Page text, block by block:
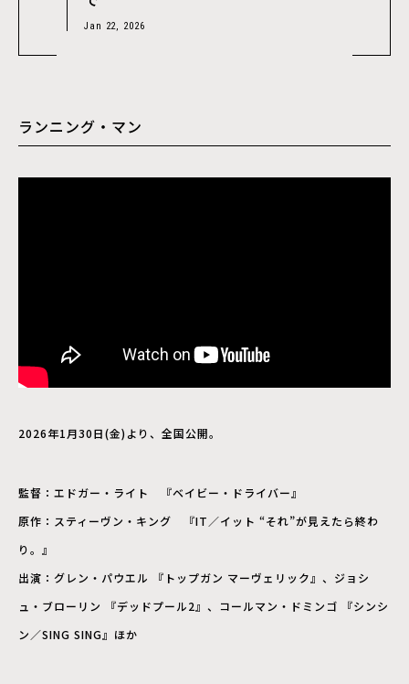
Jan 22, 2026
ランニング・マン
2026年1月30日(金)より、全国公開。
監督：エドガー・ライト 『ベイビー・ドライバー』
原作：スティーヴン・キング 『IT／イット “それ”が見えたら終わ
り。』
出演：グレン・パウエル 『トップガン マーヴェリック』、ジョシ
ュ・ブローリン 『デッドプール2』、コールマン・ドミンゴ 『シンシ
ン／SING SING』ほか